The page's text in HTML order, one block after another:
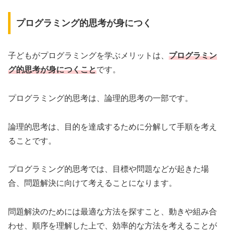
プログラミング的思考が身につく
子どもがプログラミングを学ぶメリットは、 プログラミン
グ的思考が身につくことです。
プログラミング的思考は、論理的思考の一部です。
論理的思考は、目的を達成するために分解して手順を考え
ることです。
プログラミング的思考では、目標や問題などが起きた場
合、問題解決に向けて考えることになります。
問題解決のためには最適な方法を探すこと、動きや組み合
わせ、順序を理解した上で、効率的な方法を考えることが